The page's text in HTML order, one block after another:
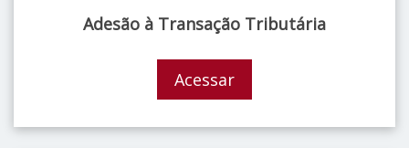
Adesão à Transação Tributária
Acessar